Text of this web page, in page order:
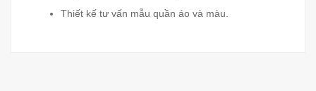
Thiết kế tư vấn mẫu quần áo và màu.